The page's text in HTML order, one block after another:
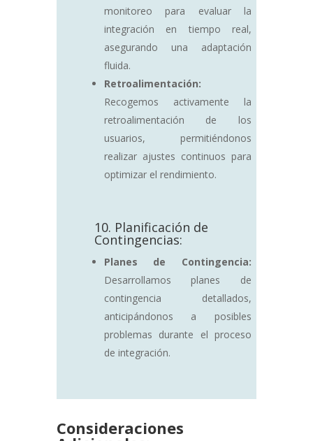
monitoreo para evaluar la
integración en tiempo real,
asegurando una adaptación
fluida.
Retroalimentación:
Recogemos activamente la
retroalimentación de los
usuarios, permitiéndonos
realizar ajustes continuos para
optimizar el rendimiento.
10. Planificación de
Contingencias:
Planes de Contingencia:
Desarrollamos planes de
contingencia detallados,
anticipándonos a posibles
problemas durante el proceso
de integración.
Consideraciones